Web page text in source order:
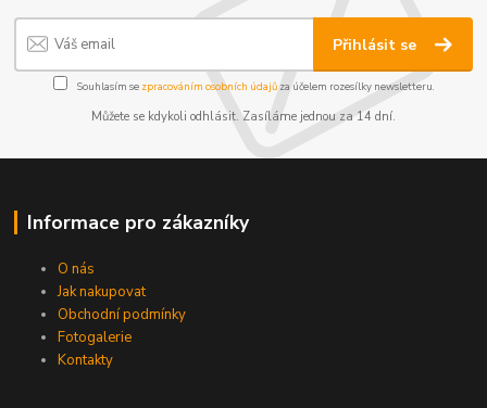
Přihlásit se
Souhlasím se zpracováním osobních údajůza účelem rozesílky newsletteru.
Můžete se kdykoli odhlásit. Zasíláme jednou za 14 dní.
Informace pro zákazníky
O nás
Jak nakupovat
Obchodní podmínky
Fotogalerie
Kontakty